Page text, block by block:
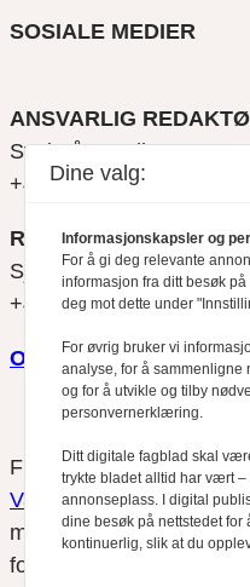
SOSIALE MEDIER
ANSVARLIG
Svein Åge Eriksen
+47 900 79 547
REDAKTØR
Sjur Anda
+47 470 34 460
Om oss
Finansfokus arbeider
Varsom-plakatensregler
medlem av
for innhold på eksterne
Dine valg:
Informasjonskapsler og
For å gi deg relevante
informasjon fra ditt besøk
deg mot dette under
For øvrig bruker vi
analyse, for å sammenligne
og for å utvikle og tilby
personvernerklæring.
Ditt digitale fagblad skal
trykte bladet alltid har vært
annonseplass. I digital
dine besøk på nettstedet for
kontinuerlig, slik at du